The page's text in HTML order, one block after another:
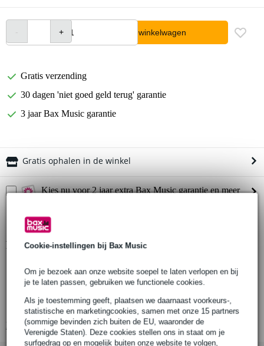
Cookie-instellingen bij Bax Music
Om je bezoek aan onze website soepel te laten verlopen en bij
je te laten passen, gebruiken we functionele cookies.
Als je toestemming geeft, plaatsen we daarnaast voorkeurs-,
statistische en marketingcookies, samen met onze 15 partners
(sommige bevinden zich buiten de EU, waaronder de
Verenigde Staten). Deze cookies stellen ons in staat om je
surfgedrag op en mogelijk buiten onze website te volgen,
In winkelwagen
Gratis verzending
30 dagen 'niet goed geld terug' garantie
3 jaar Bax Music garantie
Gratis ophalen in de winkel
Kies nu voor 2 jaar extra Bax Music garantie en meer
€ 5,45 eenmalig
Productinformatie
aantal producten: 1 stuk
producten inbegrepen: 1x 5-weg swivel clew, thimbles geschikt
materiaal: s275 mild staal
Bekijk alle productspecificaties